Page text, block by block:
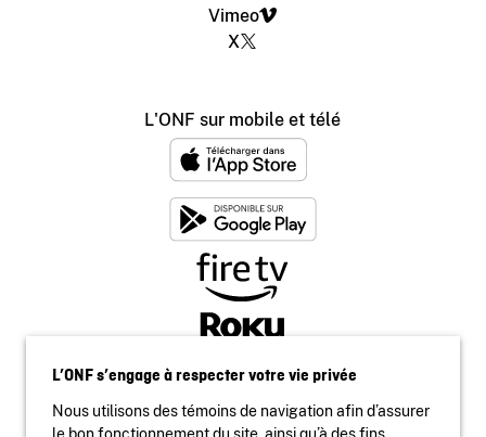
Vimeo
X
L'ONF sur mobile et télé
L’ONF s’engage à respecter votre vie privée
Nous utilisons des témoins de navigation afin d’assurer